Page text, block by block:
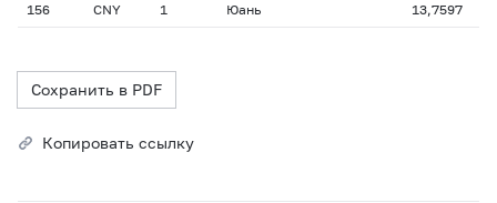
156 CNY 1 Юань 13,7597
Сохранить в PDF
Копировать ссылку